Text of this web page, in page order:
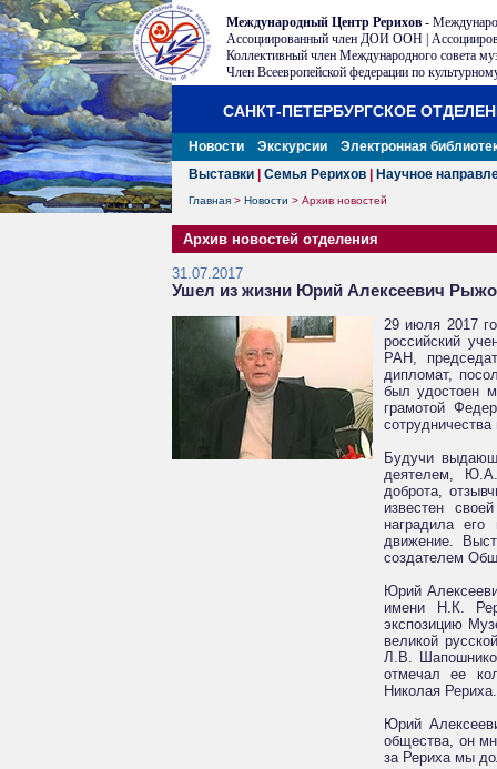
Международный Центр Рерихов -
Ассоциированный член ДОИ ООН |
Коллективный член Международного совета
Член Всеевропейской федерации по
САНКТ-ПЕТЕРБУРГСКОЕ
Новости Экскурсии
Электронная
Выставки
Семья Рерихов Научное
Главная > Новости > Архив новостей
Архив новостей отделения
31.07.2017
Ушел из жизни Юрий Алексеевич
29 июля 2017
российский
РАН,
дипломат,
был удостоен
грамотой
Будучи
деятелем,
доброта,
известен
наградила
движение.
создателем
Юрий
имени Н.К.
экспозицию
великой
Л.В.
отмечал ее
Николая Рериха.
Юрий
общества, он
за Рериха мы